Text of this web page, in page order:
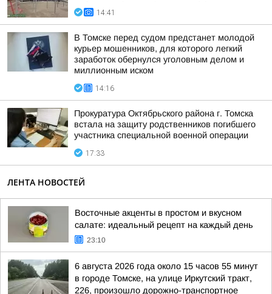
14:41
В Томске перед судом предстанет молодой
курьер мошенников, для которого легкий
заработок обернулся уголовным делом и
миллионным иском
14:16
Прокуратура Октябрьского района г. Томска
встала на защиту родственников погибшего
участника специальной военной операции
17:33
ЛЕНТА НОВОСТЕЙ
Восточные акценты в простом и вкусном
салате: идеальный рецепт на каждый день
23:10
6 августа 2026 года около 15 часов 55 минут
в городе Томске, на улице Иркутский тракт,
226, произошло дорожно-транспортное